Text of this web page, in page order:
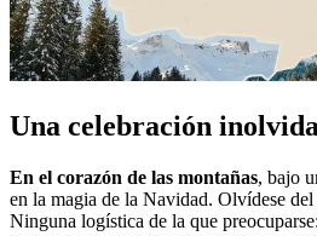
Una celebración
En el corazón de las montañas, bajo
en la magia de la Navidad. Olvídese del
Ninguna logística de la que preocuparse: